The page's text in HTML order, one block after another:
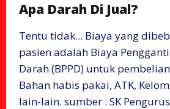
Apa Darah Di Jual?
Tentu tidak... Biaya yang
pasien adalah Biaya
Darah (BPPD) untuk
Bahan habis pakai, ATK,
lain-lain. sumber : SK